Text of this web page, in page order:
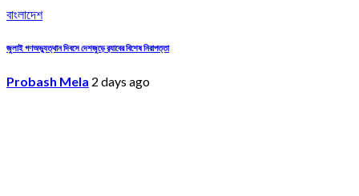
বাংলাদেশ
জুলাই গণঅভ্যুত্থান দিবসে দেশজুড়ে র‌্যাবের বিশেষ নিরাপত্তা
Probash Mela 2 days ago